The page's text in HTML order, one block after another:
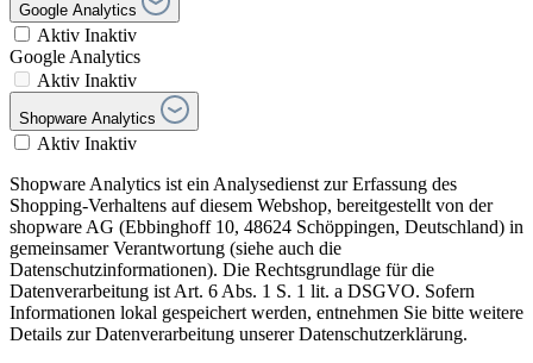
Google Analytics
Aktiv Inaktiv
Google Analytics
Aktiv Inaktiv
Shopware Analytics
Aktiv Inaktiv
Shopware Analytics ist ein Analysedienst zur Erfassung des
Shopping-Verhaltens auf diesem Webshop, bereitgestellt von der
shopware AG (Ebbinghoff 10, 48624 Schöppingen, Deutschland) in
gemeinsamer Verantwortung (siehe auch die
Datenschutzinformationen). Die Rechtsgrundlage für die
Datenverarbeitung ist Art. 6 Abs. 1 S. 1 lit. a DSGVO. Sofern
Informationen lokal gespeichert werden, entnehmen Sie bitte weitere
Details zur Datenverarbeitung unserer Datenschutzerklärung.